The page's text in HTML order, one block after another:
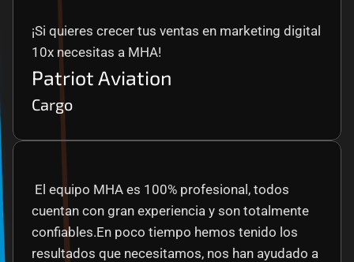
¡Si quieres crecer tus ventas en marketing digital
10x necesitas a MHA!
Patriot Aviation
Cargo
cuentan con gran experiencia y son totalmente
confiables.En poco tiempo hemos tenido los
resultados que necesitamos, nos han ayudado a